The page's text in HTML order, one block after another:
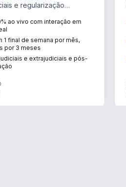
e regularização
fiduciária e pós-
ao vivo com interação em
1 final de semana por mês,
por 3 meses
e extrajudiciais e pós-